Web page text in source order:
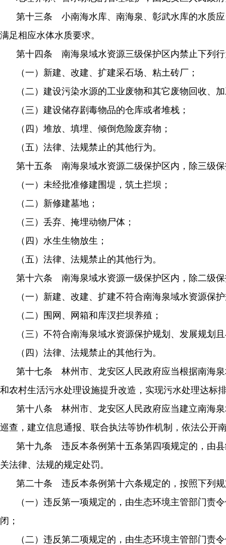
第十三条 小南海水库、南海泉、彰武水库的水质
满足相应水体水质要求。
第十四条 南海泉域水资源三级保护区内禁止下列
（一）新建、改建、扩建采石场、粘土砖厂；
（二）建设污染水源的工业废物和其它废物回收、
（三）建设储存剧毒物品的仓库或者堆栈；
（四）堆放、填埋、倾倒危险废弃物；
（五）法律、法规禁止的其他行为。
第十五条 南海泉域水资源二级保护区内，除三级
（一）未经批准修建围堤，筑土拦坝；
（二）新修建墓地；
（三）丢弃、掩埋动物尸体；
（四）水生生物放生；
（五）法律、法规禁止的其他行为。
第十六条 南海泉域水资源一级保护区内，除二级
（一）新建、改建、扩建不符合南海泉域水资源保
（二）围网、网箱和库汊拦坝养殖；
（三）不符合南海泉域水资源保护规划、发展规划
（四）法律、法规禁止的其他行为。
第十七条 林州市、龙安区人民政府应当根据南海
和农村生活污水处理设施提升改造，实现污水处理达标
第十八条 林州市、龙安区人民政府应当建立南海
巡查，建立信息通报、联合执法等协作机制，依法公开
第十九条 违反本条例第十五条第四项规定的，由
关法律、法规的规定处罚。
第二十条 违反本条例第十六条规定的，按照下列
（一）违反第一项规定的，由生态环境主管部门责
闭；
（二）违反第二项规定的，由生态环境主管部门责